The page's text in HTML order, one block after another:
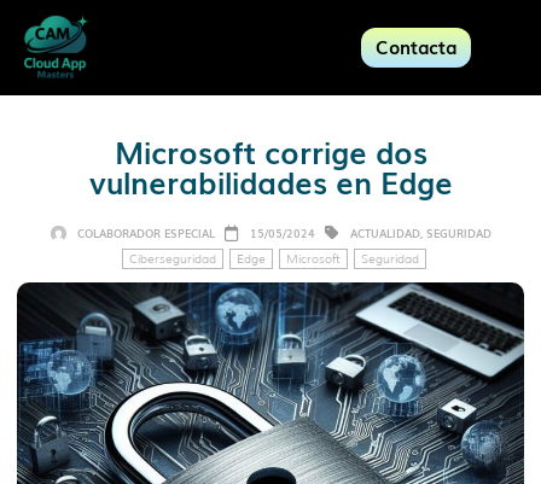
Contacta
Microsoft corrige dos
vulnerabilidades en Edge
COLABORADOR ESPECIAL 15/05/2024 ACTUALIDAD, SEGURIDAD
Ciberseguridad Edge Microsoft Seguridad